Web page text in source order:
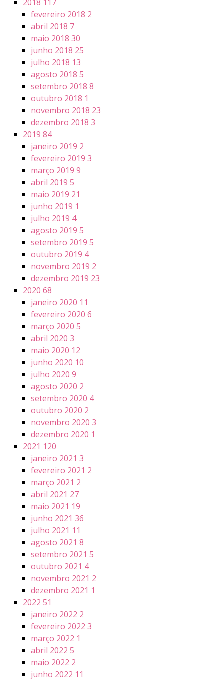
2018 117
fevereiro 2018 2
abril 2018 7
maio 2018 30
junho 2018 25
julho 2018 13
agosto 2018 5
setembro 2018 8
outubro 2018 1
novembro 2018 23
dezembro 2018 3
2019 84
janeiro 2019 2
fevereiro 2019 3
março 2019 9
abril 2019 5
maio 2019 21
junho 2019 1
julho 2019 4
agosto 2019 5
setembro 2019 5
outubro 2019 4
novembro 2019 2
dezembro 2019 23
2020 68
janeiro 2020 11
fevereiro 2020 6
março 2020 5
abril 2020 3
maio 2020 12
junho 2020 10
julho 2020 9
agosto 2020 2
setembro 2020 4
outubro 2020 2
novembro 2020 3
dezembro 2020 1
2021 120
janeiro 2021 3
fevereiro 2021 2
março 2021 2
abril 2021 27
maio 2021 19
junho 2021 36
julho 2021 11
agosto 2021 8
setembro 2021 5
outubro 2021 4
novembro 2021 2
dezembro 2021 1
2022 51
janeiro 2022 2
fevereiro 2022 3
março 2022 1
abril 2022 5
maio 2022 2
junho 2022 11